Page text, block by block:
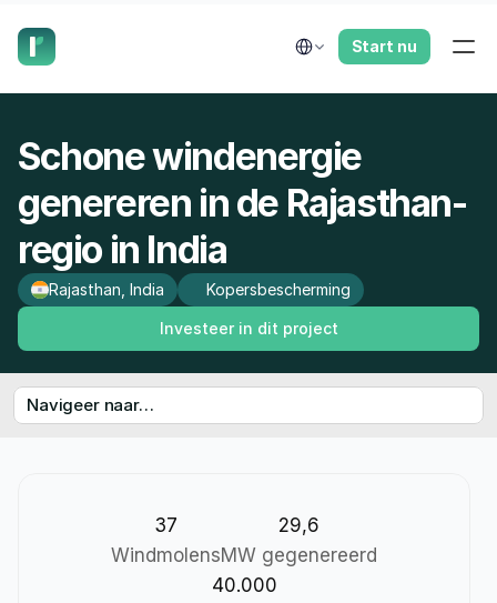
Select Language
Start nu
Schone windenergie
genereren in de Rajasthan-
regio in India
Rajasthan, India Kopersbescherming
Investeer in dit project
Navigeer naar…
37
Windmolens
29,6
MW gegenereerd
40.000